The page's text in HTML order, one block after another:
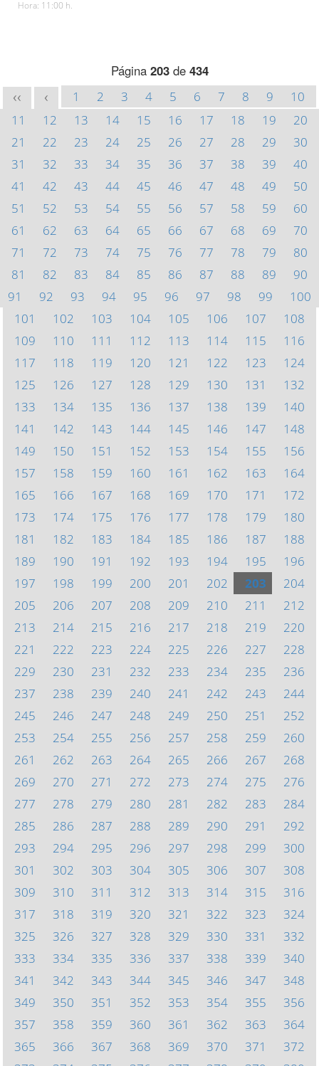
Hora: 11:00 h.
Página 203de 434
<< < 1 2 3 4 5 6 7 8 9
10
11
12 13 14 15 16 17 18 19
20
21
22 23 24 25 26 27 28 29
30
31
32 33 34 35 36 37 38 39
40
41
42 43 44 45 46 47 48 49
50
51
52 53 54 55 56 57 58 59
60
61
62 63 64 65 66 67 68 69
70
71
72 73 74 75 76 77 78 79
80
81
82 83 84 85 86 87 88 89
90
91
92 93 94 95 96 97 98 99
100
101
102 103 104 105 106 107
108
109
110 111 112 113 114 115
116
117
118 119 120 121 122 123
124
125
126 127 128 129 130 131
132
133
134 135 136 137 138 139
140
141
142 143 144 145 146 147
148
149
150 151 152 153 154 155
156
157
158 159 160 161 162 163
164
165
166 167 168 169 170 171
172
173
174 175 176 177 178 179
180
181
182 183 184 185 186 187
188
189
190 191 192 193 194 195
196
197
198 199 200 201 202 203
204
205
206 207 208 209 210 211
212
213
214 215 216 217 218 219
220
221
222 223 224 225 226 227
228
229
230 231 232 233 234 235
236
237
238 239 240 241 242 243
244
245
246 247 248 249 250 251
252
253
254 255 256 257 258 259
260
261
262 263 264 265 266 267
268
269
270 271 272 273 274 275
276
277
278 279 280 281 282 283
284
285
286 287 288 289 290 291
292
293
294 295 296 297 298 299
300
301
302 303 304 305 306 307
308
309
310 311 312 313 314 315
316
317
318 319 320 321 322 323
324
325
326 327 328 329 330 331
332
333
334 335 336 337 338 339
340
341
342 343 344 345 346 347
348
349
350 351 352 353 354 355
356
357
358 359 360 361 362 363
364
365
366 367 368 369 370 371
372